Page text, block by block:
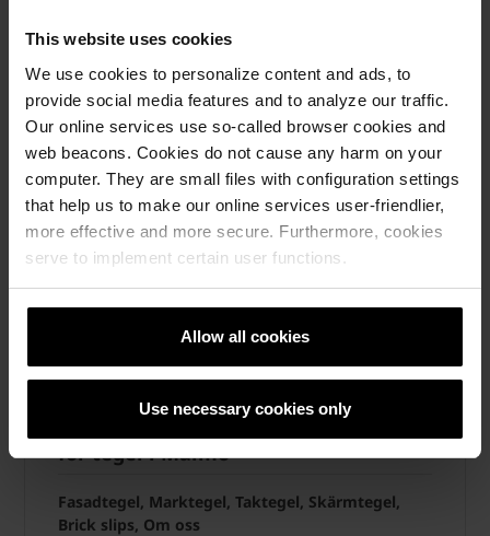
This website uses cookies
We use cookies to personalize content and ads, to
provide social media features and to analyze our traffic.
Our online services use so-called browser cookies and
web beacons. Cookies do not cause any harm on your
computer. They are small files with configuration settings
that help us to make our online services user-friendlier,
more effective and more secure. Furthermore, cookies
serve to implement certain user functions.
Allow all cookies
Use necessary cookies only
för tegel i Malmö
Fasadtegel, Marktegel, Taktegel, Skärmtegel,
Brick slips, Om oss